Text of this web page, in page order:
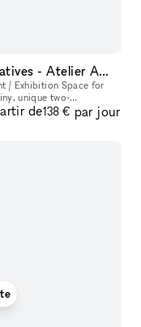
Temporary live/work space for creatives - Atelier AMADEO
unique two-
recentl
de138 € par jour